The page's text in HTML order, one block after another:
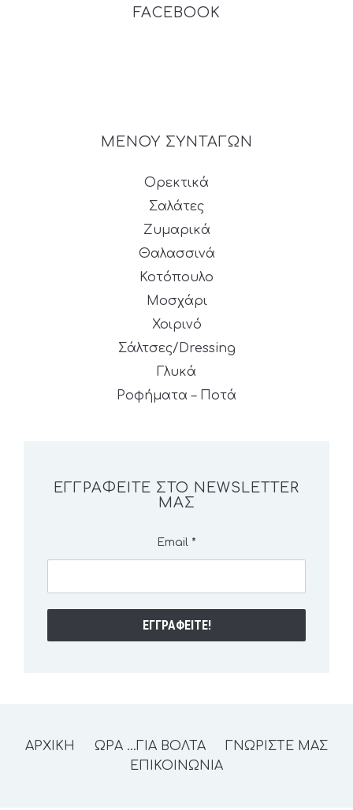
FACEBOOK
ΜΕΝΟΥ ΣΥΝΤΑΓΩΝ
Ορεκτικά
Σαλάτες
Ζυμαρικά
Θαλασσινά
Κοτόπουλο
Μοσχάρι
Χοιρινό
Σάλτσες/Dressing
Γλυκά
Ροφήματα – Ποτά
ΕΓΓΡΑΦΕΊΤΕ ΣΤΟ NEWSLETTER
ΜΑΣ
Email *
ΑΡΧΙΚΗ ΩΡΑ …ΓΙΑ ΒΟΛΤΑ
ΓΝΩΡΙΣΤΕ ΜΑΣ
ΕΠΙΚΟΙΝΩΝΙΑ